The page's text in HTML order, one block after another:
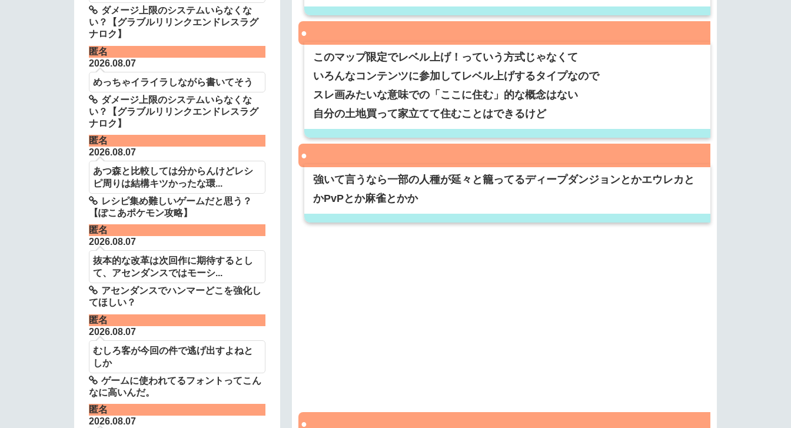
このマップ限定でレベル上げ！っていう方式じゃなくて
いろんなコンテンツに参加してレベル上げするタイプなので
スレ画みたいな意味での「ここに住む」的な概念はない
自分の土地買って家立てて住むことはできるけど
強いて言うなら一部の人種が延々と籠ってるディープダンジョンとかエウレカと
かPvPとか麻雀とかか
ダメージ上限のシステムいらなくな
い？【グラブルリリンクエンドレスラグ
ナロク】
匿名
2026.08.07
めっちゃイライラしながら書いてそう
ダメージ上限のシステムいらなくな
い？【グラブルリリンクエンドレスラグ
ナロク】
匿名
2026.08.07
あつ森と比較しては分からんけどレシ
ピ周りは結構キツかったな環...
レシピ集め難しいゲームだと思う？
【ぽこあポケモン攻略】
匿名
2026.08.07
抜本的な改革は次回作に期待するとし
て、アセンダンスではモーシ...
アセンダンスでハンマーどこを強化し
てほしい？
匿名
2026.08.07
むしろ客が今回の件で逃げ出すよねと
しか
ゲームに使われてるフォントってこん
なに高いんだ。
匿名
2026.08.07